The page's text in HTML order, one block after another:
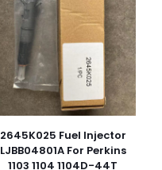
2645K025 Fuel Injector
LJBB04801A For Perkins
1103 1104 1104D-44T